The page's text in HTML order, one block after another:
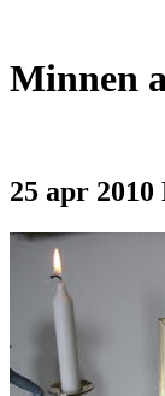
Minnen
25 apr 2010